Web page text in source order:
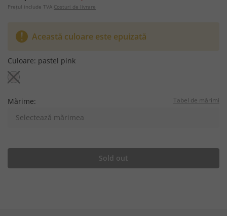
Prețul include TVA Costuri de livrare
Această culoare este epuizată
Culoare: pastel pink
Mărime: Tabel de mărimi
Selectează mărimea
Sold out